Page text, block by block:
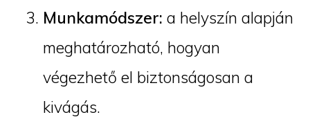
Munkamódszer: a helyszín alapján
meghatározható, hogyan
végezhető el biztonságosan a
kivágás.